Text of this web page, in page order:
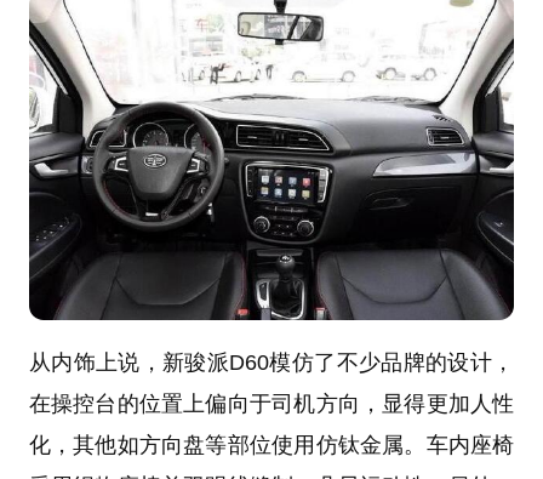
从内饰上说，新骏派D60模仿了不少品牌的设计，
在操控台的位置上偏向于司机方向，显得更加人性
化，其他如方向盘等部位使用仿钛金属。车内座椅